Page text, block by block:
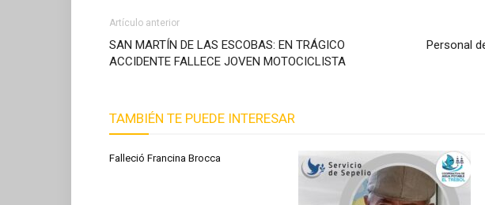
Artículo anterior
SAN MARTÍN DE LAS ESCOBAS: EN TRÁGICO
ACCIDENTE FALLECE JOVEN MOTOCICLISTA
Personal
TAMBIÉN TE PUEDE INTERESAR
Falleció Francina Brocca